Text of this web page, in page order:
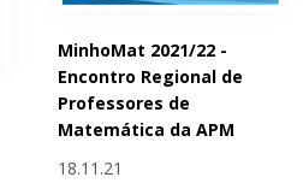
MinhoMat 2021/22 -
Encontro Regional de
Professores de
Matemática da APM
18.11.21